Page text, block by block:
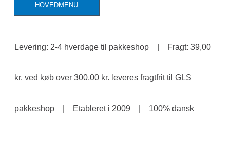
HOVEDMENU
Levering: 2-4 hverdage til pakkeshop | Fragt: 39,00
kr. ved køb over 300,00 kr. leveres fragtfrit til GLS
pakkeshop | Etableret i 2009 | 100% dansk